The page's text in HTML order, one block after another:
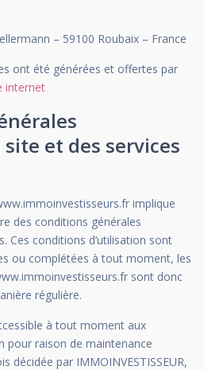
– 59100 Roubaix – France
ont été générées et offertes par
internet
et des services
implique
des conditions générales
Ces conditions d’utilisation sont
ou complétées à tout moment, les
sont donc
régulière.
à tout moment aux
pour raison de maintenance
décidée par IMMOINVESTISSEUR,